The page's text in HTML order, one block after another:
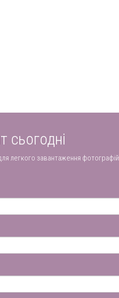
сьогодні
легкого завантаження фотографій